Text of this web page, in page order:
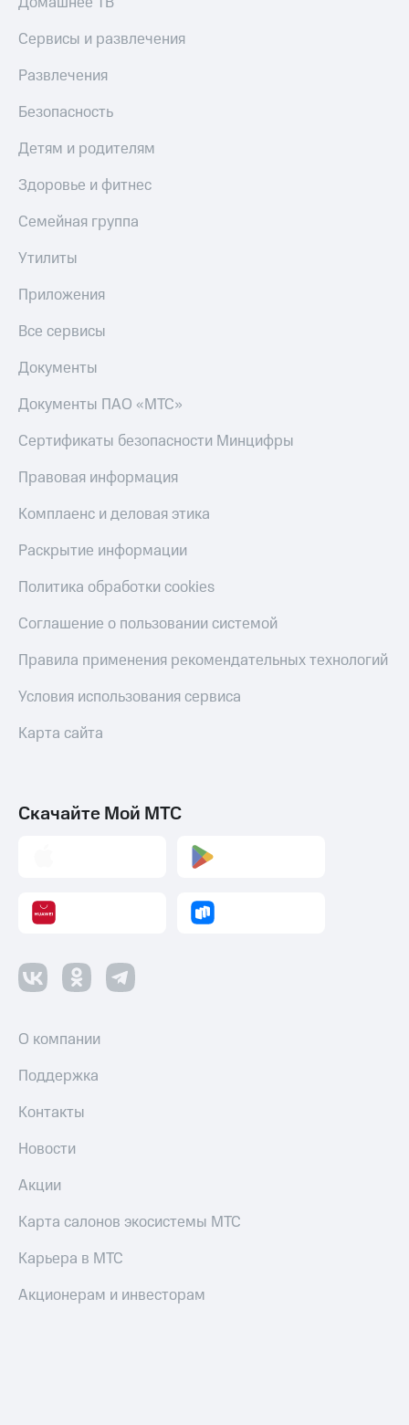
Сервисы и развлечения
Развлечения
Безопасность
Детям и родителям
Здоровье и фитнес
Семейная группа
Утилиты
Приложения
Все сервисы
Документы
Документы ПАО «МТС»
Сертификаты безопасности Минцифры
Правовая информация
Комплаенс и деловая этика
Раскрытие информации
Политика обработки cookies
Соглашение о пользовании системой
Правила применения рекомендательных технологий
Условия использования сервиса
Карта сайта
Скачайте Мой МТС
О компании
Поддержка
Контакты
Новости
Акции
Карта салонов экосистемы МТС
Карьера в МТС
Акционерам и инвесторам